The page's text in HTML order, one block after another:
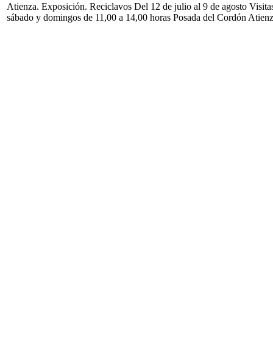
Atienza. Exposición. Reciclavos Del 12 de julio al 9 de agosto
sábado y domingos de 11,00 a 14,00 horas Posada del Cordón